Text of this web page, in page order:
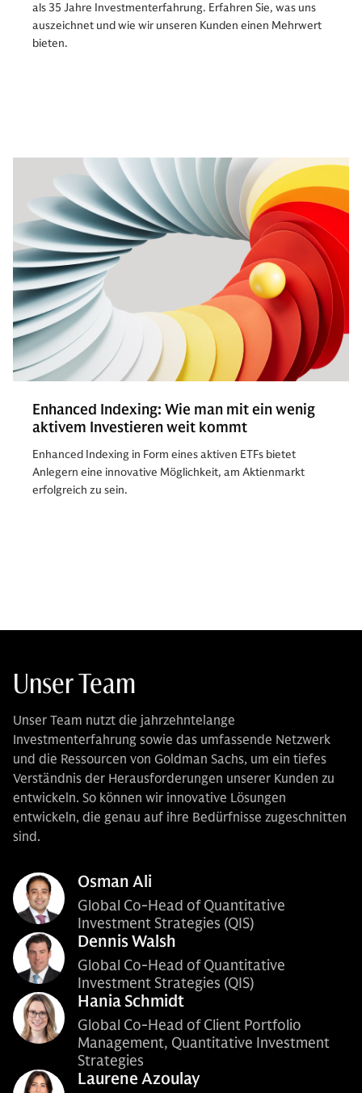
als 35 Jahre Investmenterfahrung. Erfahren Sie, was uns
auszeichnet und wie wir unseren Kunden einen Mehrwert
bieten.
Enhanced Indexing: Wie man mit ein wenig
aktivem Investieren weit kommt
Enhanced Indexing in Form eines aktiven ETFs bietet
Anlegern eine innovative Möglichkeit, am Aktienmarkt
erfolgreich zu sein.
Unser Team
Unser Team nutzt die jahrzehntelange
Investmenterfahrung sowie das umfassende Netzwerk
und die Ressourcen von Goldman Sachs, um ein tiefes
Verständnis der Herausforderungen unserer Kunden zu
entwickeln. So können wir innovative Lösungen
entwickeln, die genau auf ihre Bedürfnisse zugeschnitten
sind.
Osman Ali
Global Co-Head of Quantitative
Investment Strategies (QIS)
Dennis Walsh
Global Co-Head of Quantitative
Investment Strategies (QIS)
Hania Schmidt
Global Co-Head of Client Portfolio
Management, Quantitative Investment
Strategies
Laurene Azoulay